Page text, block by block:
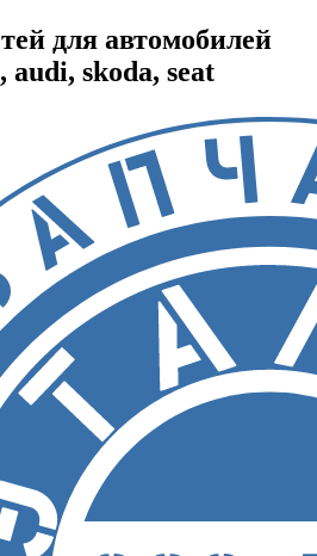
для автомобилей
audi, skoda, seat